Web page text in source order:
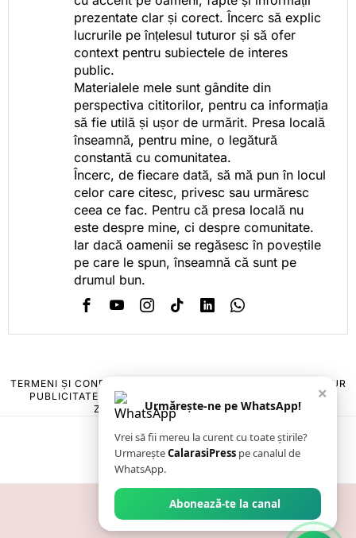
prezentate clar și corect. Încerc să explic
lucrurile pe înțelesul tuturor și să ofer
context pentru subiectele de interes
public.
Materialele mele sunt gândite din
perspectiva cititorilor, pentru ca informația
să fie utilă și ușor de urmărit. Presa locală
înseamnă, pentru mine, o legătură
constantă cu comunitatea.
Încerc, de fiecare dată, să mă pun în locul
celor care citesc, privesc sau urmăresc
ceea ce fac. Pentru că presa locală nu
este despre mine, ci despre comunitate.
Iar dacă oamenii se regăsesc în poveștile
pe care le spun, înseamnă că sunt pe
drumul bun.
TERMENI ȘI CONDIȚII
POLITICA DE ANULARE & RETUR
PUBLICITATE ONLINE & TIPĂRITĂ
CONTACT
ZIARUL ANUNȚUL CĂLĂRĂȘEAN
×
Urmărește-ne pe WhatsApp!
Vrei să fii mereu la curent cu toate știrile?
UrmareșteCalarasiPress pe canalul de
WhatsApp.
Abonează-te la canal